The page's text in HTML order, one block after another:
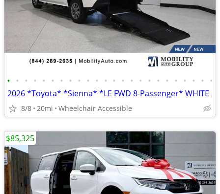
• • • • • • • • • • • • • • • • • • • • • • • •
2026 *Toyota* *Sienna* *LE FWD 8-Passenger* WHITE
8/8 20mi Wheelchair Accessible
$85,325